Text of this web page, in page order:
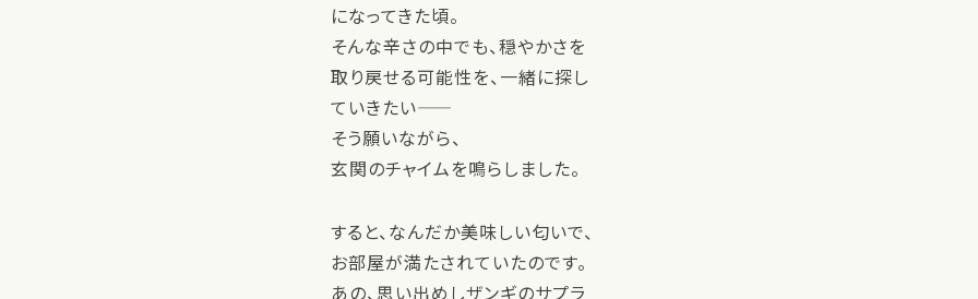
になってきた頃。
そんな辛さの中でも、穏やかさを
取り戻せる可能性を、一緒に探し
ていきたい——
そう願いながら、
玄関のチャイムを鳴らしました。
すると、なんだか美味しい匂いで、
お部屋が満たされていたのです。
あの、思い出めしザンギのサプラ